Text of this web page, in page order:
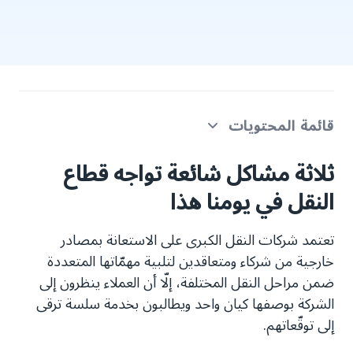
قائمة المحتويات
ثلاثة مشاكل شائعة تواجه قطاع النقل في يومنا هذا
بدءًا من روبوتات الدردشة الذكية...
...نقل الحوار من الآلة إلى الإنسان...
...والربط بينهما عبر عملية واحدة
ثلاثة مشاكل شائعة تواجه قطاع
النقل في يومنا هذا
تعتمد شركات النقل الكبرى على الاستعانة بمصادر
خارجية من شركاء ومتعاقدين لتلبية مهمّاتها المتعددة
ضمن مراحل النقل المختلفة، إلّا أن العملاء ينظرون إلى
الشركة بوصفها كيان واحد ويطالبون بخدمة سلسة ترقى
إلى توقّعاتهم.